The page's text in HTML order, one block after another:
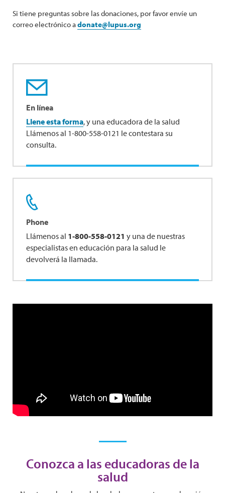
Si tiene preguntas sobre las donaciones, por favor envíe un
correo electrónico adonate@lupus.org
En línea
Llene esta forma, y una educadora de la salud
Llámenos al 1-800-558-0121 le contestara su
consulta.
Phone
Llámenos al 1-800-558-0121 y una de nuestras
especialistas en educación para la salud le
devolverá la llamada.
Conozca a las educadoras de la
salud